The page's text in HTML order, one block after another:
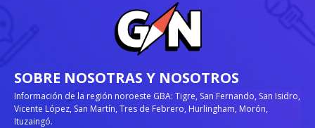
SOBRE NOSOTRAS Y NOSOTROS
Información de la región noroeste GBA: Tigre, San Fernando, San Isidro,
Vicente López, San Martín, Tres de Febrero, Hurlingham, Morón,
Ituzaingó.